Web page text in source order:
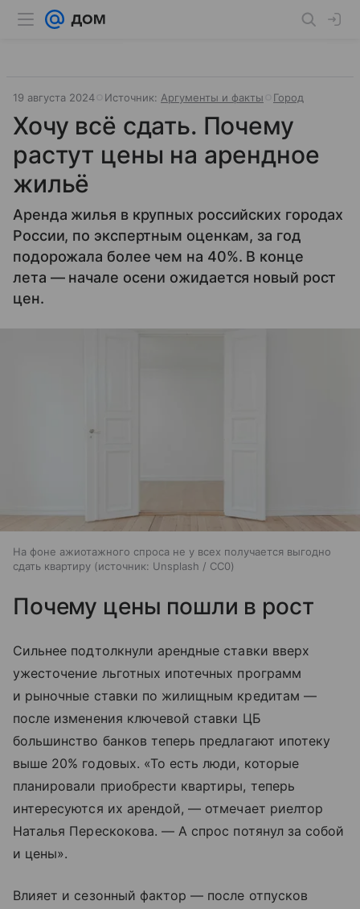
19 августа 2024 Источник: Аргументы и факты Город
Хочу всё сдать. Почему
растут цены на арендное
жильё
Аренда жилья в крупных российских городах
России, по экспертным оценкам, за год
подорожала более чем на 40%. В конце
лета — начале осени ожидается новый рост
цен.
На фоне ажиотажного спроса не у всех получается выгодно
сдать квартиру
источник: Unsplash / CC0
Почему цены пошли в рост
Сильнее подтолкнули аренд­ные ставки вверх
ужесточение льготных ипотечных программ
и рыночные ставки по жилищным кредитам —
после изменения ключевой ставки ЦБ
большинство банков теперь предлагают ипотеку
выше 20% годовых. «То есть люди, которые
планировали приобрести квартиры, теперь
интересуются их арендой, — отмечает риелтор
Наталья Перескокова. — А спрос потянул за собой
и цены».
Влияет и сезонный фактор — после отпусков